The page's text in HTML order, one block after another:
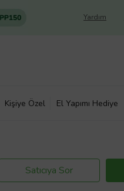
Yardım
Kişiye Özel El Yapımı Hediye
Satıcıya Sor